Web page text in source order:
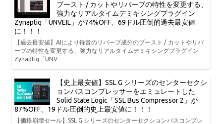
ブースト / カットやリバーブの特性を変更する、
強力なリアルタイムデミキシングプラグイン
Zynaptiq「UNVEIL」が74%OFF、69ドル圧倒的過去最安値
に！！！
【過去最安値】AIにより録音のリバーブ成分のブースト / カットやリバ
ーブの特性を変更する、強力なリアルタイムデミキシングプラグイン
Zynaptiq「UNV
【史上最安値】SSL G シリーズのセンターセクシ
ョンバスコンプレッサーをエミュレートした
Solid State Logic「SSL Bus Compressor 2」が
87%OFF、19ドル圧倒的史上最安値に！！！
【価格崩壊セール】SSL G シリーズのセンターセクションバスコンプレ